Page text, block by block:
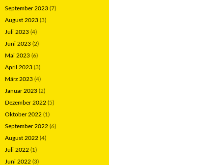
September 2023 (7)
August 2023 (3)
Juli 2023 (4)
Juni 2023 (2)
Mai 2023 (6)
April 2023 (3)
März 2023 (4)
Januar 2023 (2)
Dezember 2022 (5)
Oktober 2022 (1)
September 2022 (6)
August 2022 (4)
Juli 2022 (1)
Juni 2022 (3)